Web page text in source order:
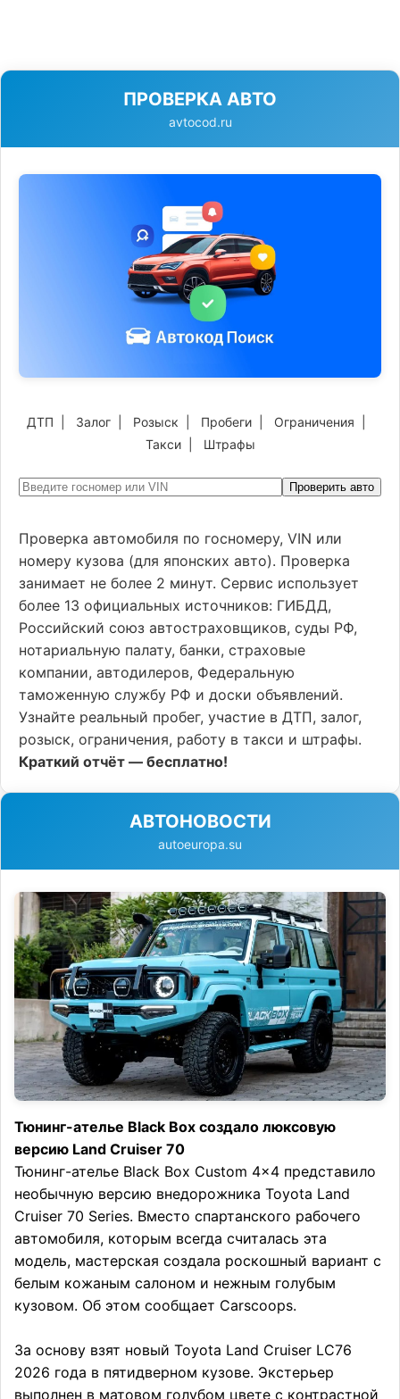
ПРОВЕРКА АВТО
avtocod.ru
ДТП Залог Розыск Пробеги Ограничения
Такси| Штрафы
Проверить авто
Проверка автомобиля по госномеру, VIN или
номеру кузова (для японских авто). Проверка
занимает не более 2 минут. Сервис использует
более 13 официальных источников: ГИБДД,
Российский союз автостраховщиков, суды РФ,
нотариальную палату, банки, страховые
компании, автодилеров, Федеральную
таможенную службу РФ и доски объявлений.
Узнайте реальный пробег, участие в ДТП, залог,
розыск, ограничения, работу в такси и штрафы.
Краткий отчёт — бесплатно!
АВТОНОВОСТИ
autoeuropa.su
Тюнинг-ателье Black Box создало люксовую
версию Land Cruiser 70
Тюнинг-ателье Black Box Custom 4×4 представило
необычную версию внедорожника Toyota Land
Cruiser 70 Series. Вместо спартанского рабочего
автомобиля, которым всегда считалась эта
модель, мастерская создала роскошный вариант с
белым кожаным салоном и нежным голубым
кузовом. Об этом сообщает Carscoops.
За основу взят новый Toyota Land Cruiser LC76
2026 года в пятидверном кузове. Экстерьер
выполнен в матовом голубом цвете с контрастной